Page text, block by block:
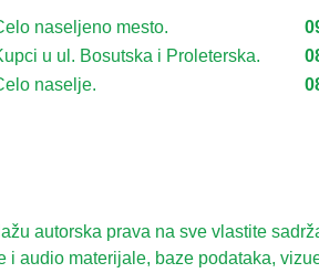
naseljeno mesto.
u ul. Bosutska i Proleterska.
naselje.
autorska prava na sve vlastite
i audio materijale, baze podataka,